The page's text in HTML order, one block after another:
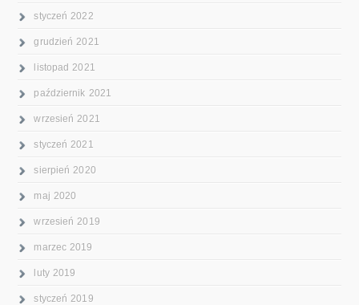
styczeń 2022
grudzień 2021
listopad 2021
październik 2021
wrzesień 2021
styczeń 2021
sierpień 2020
maj 2020
wrzesień 2019
marzec 2019
luty 2019
styczeń 2019